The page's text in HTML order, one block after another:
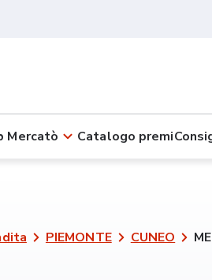
Mercatò Catalogo premi
PIEMONTE CUNEO